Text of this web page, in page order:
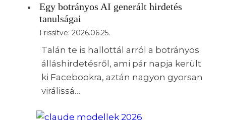
Egy botrányos AI generált hirdetés
tanulságai
Frissítve: 2026.06.25.
Talán te is hallottál arról a botrányos
álláshirdetésről, ami pár napja került
ki Facebookra, aztán nagyon gyorsan
virálissá…